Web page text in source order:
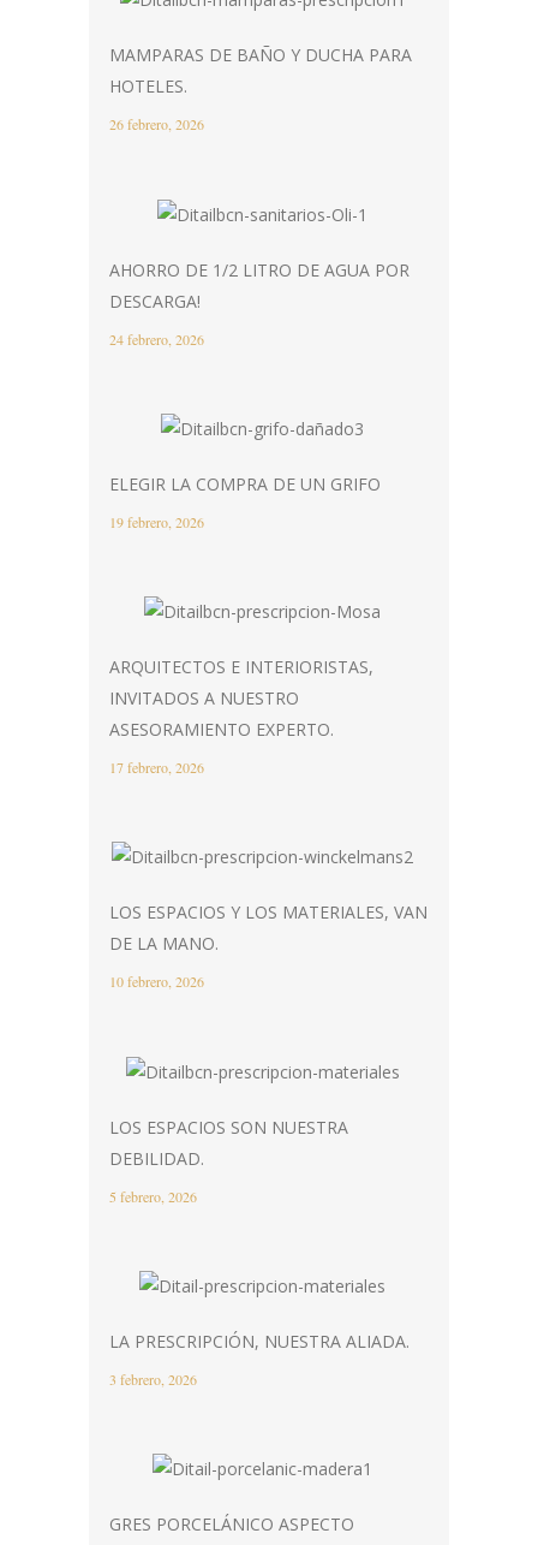
MAMPARAS DE BAÑO Y DUCHA PARA
HOTELES.
26 febrero, 2026
AHORRO DE 1/2 LITRO DE AGUA POR
DESCARGA!
24 febrero, 2026
ELEGIR LA COMPRA DE UN GRIFO
19 febrero, 2026
ARQUITECTOS E INTERIORISTAS,
INVITADOS A NUESTRO
ASESORAMIENTO EXPERTO.
17 febrero, 2026
LOS ESPACIOS Y LOS MATERIALES, VAN
DE LA MANO.
10 febrero, 2026
LOS ESPACIOS SON NUESTRA
DEBILIDAD.
5 febrero, 2026
LA PRESCRIPCIÓN, NUESTRA ALIADA.
3 febrero, 2026
GRES PORCELÁNICO ASPECTO